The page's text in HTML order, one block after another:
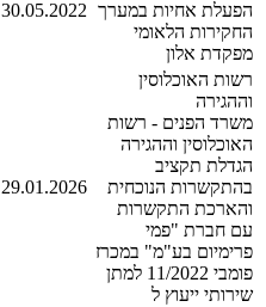
הפעלת אחיות במערך
החקירות הלאומי
מפקדת אלון
30.05.2022
רשות האוכלוסין
וההגירה
משרד הפנים - רשות
האוכלוסין וההגירה
הגדלת תקציב
בהתקשרות הנוכחית
והארכת התקשרות
עם חברת "פמי
פרימיום בע"מ" במכרז
פומבי 11/2022 למתן
שירותי ייעוץ ל
29.01.2026